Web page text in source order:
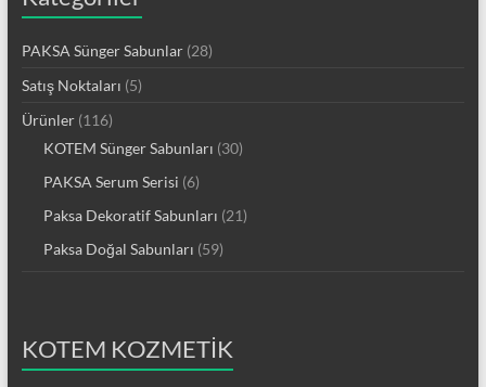
PAKSA Sünger Sabunlar(28)
Satış Noktaları (5)
Ürünler(116)
KOTEM Sünger Sabunları (30)
PAKSA Serum Serisi (6)
Paksa Dekoratif Sabunları (21)
Paksa Doğal Sabunları (59)
KOTEM KOZMETİK